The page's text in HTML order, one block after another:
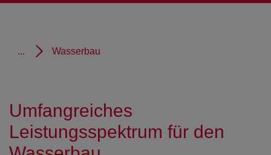
... Wasserbau
Umfangreiches
Leistungsspektrum für den